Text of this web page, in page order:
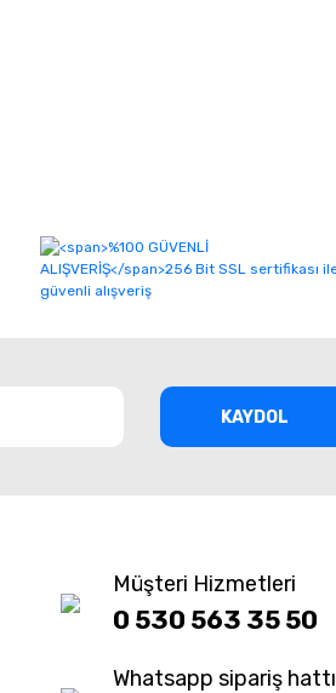
KAYDOL
Müşteri Hizmetleri
0 530 563 35 50
Whatsapp sipariş hattı